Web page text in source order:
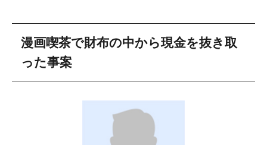
漫画喫茶で財布の中から現金を抜き取
った事案